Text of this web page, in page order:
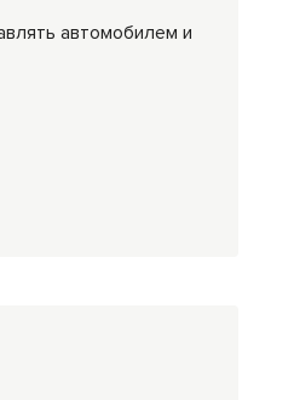
автомобилем и